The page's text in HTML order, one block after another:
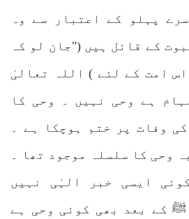
پہلو کے اعتبار سے وہ
کے قائل ہیں ("جان لو کہ
امت کے لئے ) اللہ تعالیٰ
ہے وحی نہیں ۔ وحی کا
وفات پر ختم ہوچکا ہے ۔
وحی کا سلسلہ موجود تھا ۔
ایسی خبر الہٰی نہیں
ﷺ کے بعد بھی کوئی وحی ہے